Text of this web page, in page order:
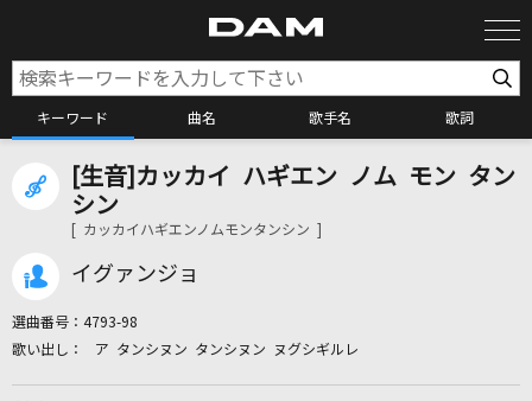
キーワード 曲名 歌手名 歌詞
カラオケ検索
カラオケリクエスト
[生音]カッカイ ハギエン ノム モン タン
シン
[ カッカイハギエンノムモンタンシン ]
イグァンジョ
選曲番号： 4793-98
ア タンシヌン タンシヌン ヌグシギルレ